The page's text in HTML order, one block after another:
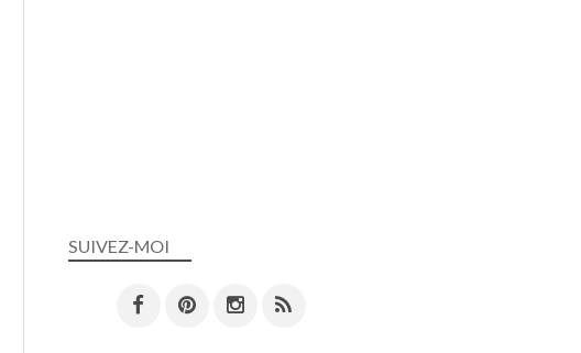
POMMES DE TERRE
SUIVEZ-MOI